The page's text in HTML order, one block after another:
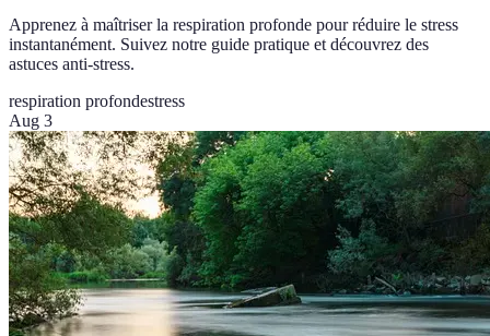
Apprenez à maîtriser la respiration profonde pour réduire le stress
instantanément. Suivez notre guide pratique et découvrez des
astuces anti-stress.
respiration profondestress
Aug 3